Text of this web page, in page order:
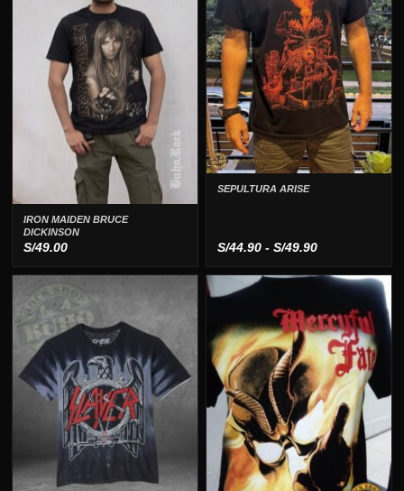
IRON MAIDEN BRUCE
DICKINSON
S/49.00
SEPULTURA ARISE
S/44.90 - S/49.90Rango
precios:
S/44.90
hasta
S/49.90